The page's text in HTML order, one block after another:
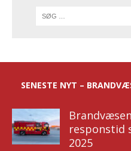
SENESTE NYT –
responstid
2025